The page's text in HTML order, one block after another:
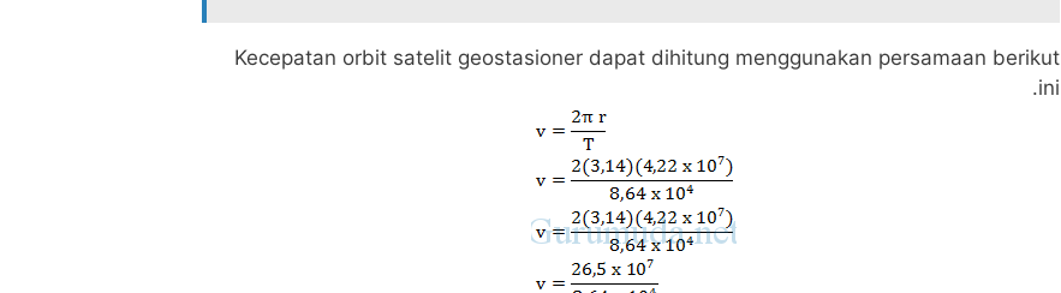
Kecepatan orbit satelit geostasioner dapat dihitung menggunakan persamaan berikut
ini.